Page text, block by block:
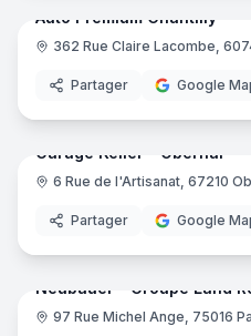
Auto Premium Chantilly
362 Rue Claire Lacombe,
Partager Google
Garage Keller - Obernai
6 Rue de l'Artisanat, 67210
Partager Google
Neubauer - Groupe Land
97 Rue Michel Ange, 75016